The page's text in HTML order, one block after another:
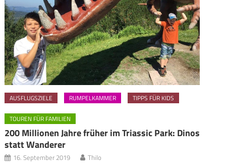
AUSFLUGSZIELE RUMPELKAMMER TIPPS FÜR KIDS
TOUREN FÜR FAMILIEN
200 Millionen Jahre früher im Triassic Park: Dinos
statt Wanderer
16. September 2019 Thilo